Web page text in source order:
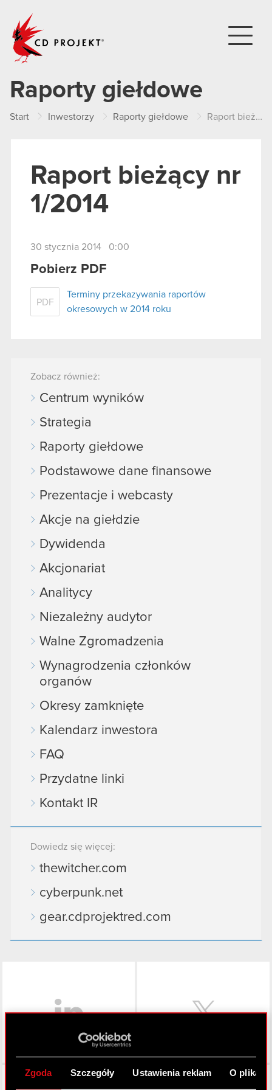
Zgoda Szczegóły Ustawienia reklam O
Raporty giełdowe
Start Inwestorzy Raporty giełdowe Raport bieżący nr 1/2014
Raport bieżący nr
1/2014
30 stycznia 2014 0:00
Pobierz PDF
PDF
Terminy przekazywania raportów
okresowych w 2014 roku
Zobacz również:
Centrum wyników
Strategia
Raporty giełdowe
Podstawowe dane finansowe
Prezentacje i webcasty
Akcje na giełdzie
Dywidenda
Akcjonariat
Analitycy
Niezależny audytor
Walne Zgromadzenia
Wynagrodzenia członków
organów
Okresy zamknięte
Kalendarz inwestora
FAQ
Przydatne linki
Kontakt IR
Dowiedz się więcej:
thewitcher.com
cyberpunk.net
gear.cdprojektred.com
Facebook